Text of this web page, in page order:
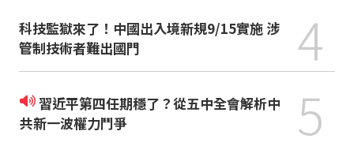
科技監獄來了！中國出入境新規9/15實施 涉
管制技術者難出國門
4
習近平第四任期穩了？從五中全會解析中
共新一波權力鬥爭
5